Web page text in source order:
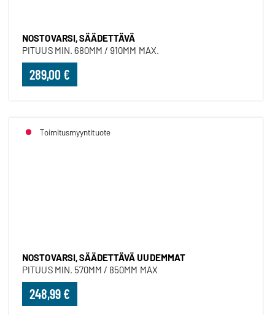
NOSTOVARSI, SÄÄDETTÄVÄ
PITUUS MIN. 680MM / 910MM MAX.
289,00 €
Toimitusmyyntituote
NOSTOVARSI, SÄÄDETTÄVÄ UUDEMMAT
PITUUS MIN. 570MM / 850MM MAX
248,99 €